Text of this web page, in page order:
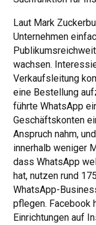
Laut Mark
Unternehmen
wachsen.
Verkaufsleitung
eine Bestellung
führte WhatsApp
Geschäftskonten
Anspruch nahm,
innerhalb weniger
dass WhatsApp
hat, nutzen rund
WhatsApp-
pflegen. Facebook
Einrichtungen auf